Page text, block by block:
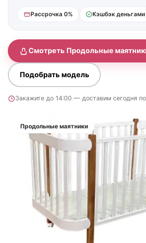
Рассрочка 0% Кэшбэк деньгами
Смотреть Продольные
Подобрать модель
Закажите до 14:00 — доставим сегодня
Продольные маятники